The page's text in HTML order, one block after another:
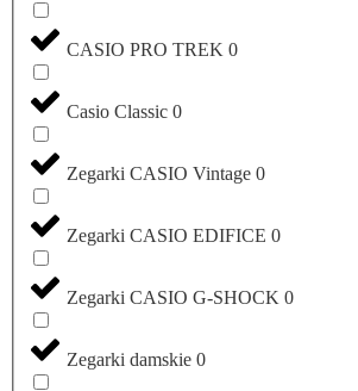
CASIO PRO TREK 0
Casio Classic 0
Zegarki CASIO Vintage 0
Zegarki CASIO EDIFICE 0
Zegarki CASIO G-SHOCK 0
Zegarki damskie 0